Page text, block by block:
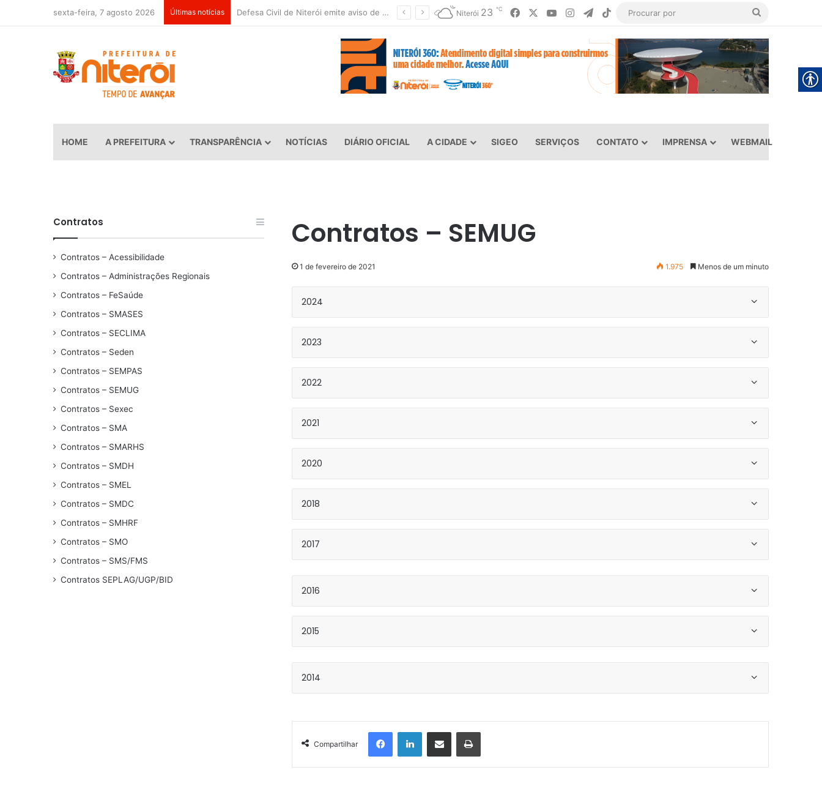
sexta-feira, 7 agosto 2026 Últimas notícias Defesa Civil de Niterói emite aviso de ventos fortes para esta sexta-feira (07) Niterói 23 ℃ FacebookYouTubeInstagramTelegram
TikTok
HOME A PREFEITURA TRANSPARÊNCIA NOTÍCIAS DIÁRIO OFICIAL A CIDADE SIGEO SERVIÇOS CONTATO IMPRENSA WEBMAIL
Contratos – SEMUG
1 de fevereiro de 2021 1.975 Menos de um minuto
2024
2023
2022
2021
2020
2018
2017
2016
2015
2014
Compartilhar
FacebookLinkedinCompartilhar via e-mail Imprimir
Contratos
Contratos – Acessibilidade
Contratos – Administrações Regionais
Contratos – FeSaúde
Contratos – SMASES
Contratos – SECLIMA
Contratos – Seden
Contratos – SEMPAS
Contratos – SEMUG
Contratos – Sexec
Contratos – SMA
Contratos – SMARHS
Contratos – SMDH
Contratos – SMEL
Contratos – SMDC
Contratos – SMHRF
Contratos – SMO
Contratos – SMS/FMS
Contratos SEPLAG/UGP/BID